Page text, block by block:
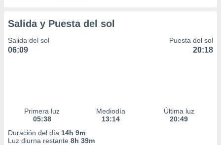
Salida y Puesta del sol
Salida del sol
06:09
Puesta del sol
20:18
Primera luz
05:38
Mediodía
13:14
Última luz
20:49
Duración del día 14h 9m
Luz diurna restante 8h 39m